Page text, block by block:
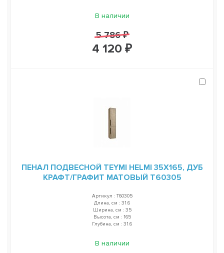
В наличии
5 786 ₽
4 120 ₽
ПЕНАЛ ПОДВЕСНОЙ TEYMI HELMI 35Х165, ДУБ
КРАФТ/ГРАФИТ МАТОВЫЙ T60305
Артикул : T60305
Длина, см : 31.6
Ширина, см : 35
Высота, см : 165
Глубина, см : 31.6
В наличии